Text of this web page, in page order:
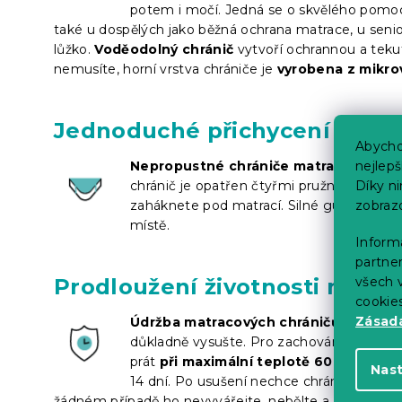
Díky
všech
potem i močí. Jedná se o skvělého
také u dospělých jako běžná ochrana matrace, u
lůžko.Voděodolný chránič vytvoří ochrannou a
nemusíte, horní vrstva chrániče je vyrobena z
Jednoduché přichycení k
Nepropustné chrániče matrace
chránič je opatřen čtyřmi pružnými, ale
zaháknete pod matrací. Silné gumy
místě.
Prodloužení životnosti
Údržba matracových chráničů je
důkladně vysušte. Pro zachování
prát při maximální teplotě 60 °C
. Při
14 dní. Po usušení nechce chránič volně